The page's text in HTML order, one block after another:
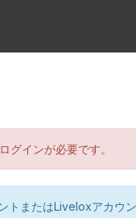
グインが必要です。
トまたはLiveloxアカウ